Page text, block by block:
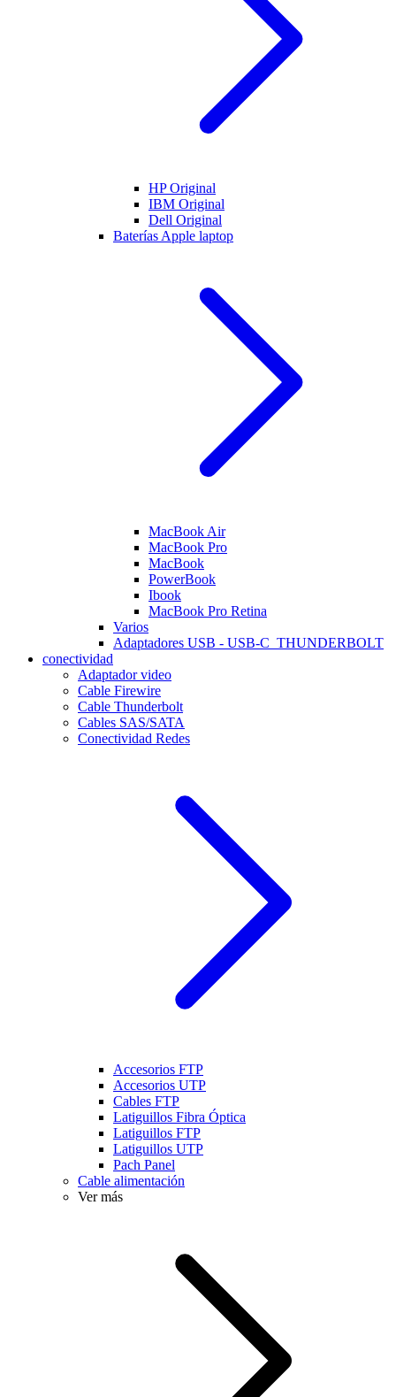
HP Original
IBM Original
Dell Original
Baterías Apple laptop
MacBook Air
MacBook Pro
MacBook
PowerBook
Ibook
MacBook Pro Retina
Varios
Adaptadores USB - USB-C_THUNDERBOLT
conectividad
Adaptador video
Cable Firewire
Cable Thunderbolt
Cables SAS/SATA
Conectividad Redes
Accesorios FTP
Accesorios UTP
Cables FTP
Latiguillos Fibra Óptica
Latiguillos FTP
Latiguillos UTP
Pach Panel
Cable alimentación
Ver más